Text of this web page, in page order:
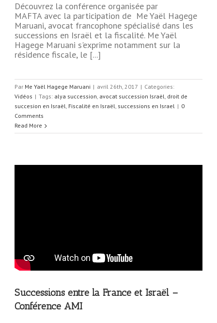
Découvrez la conférence organisée par
MAFTA avec la participation de Me Yaël Hagege
Maruani, avocat francophone spécialisé dans les
successions en Israël et la fiscalité. Me Yaël
Hagege Maruani s'exprime notamment sur la
résidence fiscale, le [...]
Par Me Yaël Hagege Maruani | avril 26th, 2017 | Categories:
Vidéos | Tags: alya succession, avocat succession Israël, droit de
succesion en Israël, Fiscalité en Israël, successions en Israel | 0
Comments
Read More
Successions entre la France et Israël –
Conférence AMI